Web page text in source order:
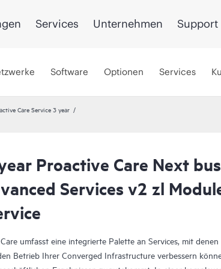
Services Unternehmen Support
Software Optionen Services
Care Service 3 year
Proactive Care Next
Services v2 zl
umfasst eine integrierte Palette an Services, mit denen
Betrieb Ihrer Converged Infrastructure verbessern